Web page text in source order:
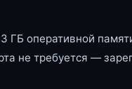
ГБ оперативной
не требуется —